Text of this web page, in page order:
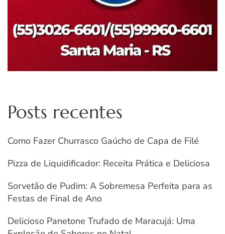
Posts recentes
Como Fazer Churrasco Gaúcho de Capa de Filé
Pizza de Liquidificador: Receita Prática e Deliciosa
Sorvetão de Pudim: A Sobremesa Perfeita para as
Festas de Final de Ano
Delicioso Panetone Trufado de Maracujá: Uma